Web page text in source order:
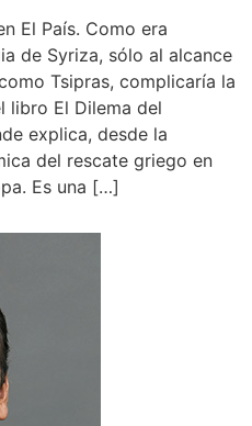
El País. Como era
de Syriza, sólo al alcance
Tsipras, complicaría la
libro El Dilema del
explica, desde la
del rescate griego en
Es una […]